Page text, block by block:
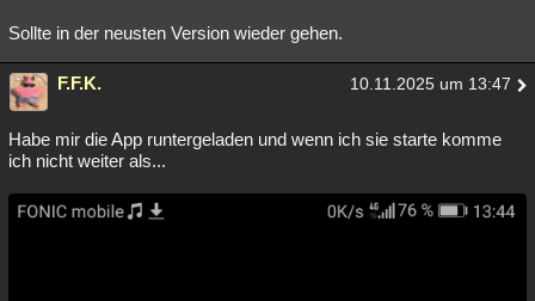
Sollte in der neusten Version wieder gehen.
F.F.K. 10.11.2025 um 13:47
Habe mir die App runtergeladen und wenn ich sie starte komme
ich nicht weiter als...